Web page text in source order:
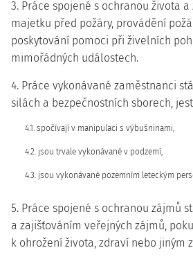
3. Práce spojené s ochranou života
majetku před požáry, provádění
poskytování pomoci při živelních
mimořádných událostech.
4. Práce vykonávané zaměstnanci
silách a bezpečnostních sborech,
4.1. spočívají v manipulaci s výbušninami,
4.2. jsou trvale vykonávané v podzemí,
4.3. jsou vykonávané pozemním leteckým
5. Práce spojené s ochranou zájmů
a zajišťováním veřejných zájmů,
k ohrožení života, zdraví nebo jiným